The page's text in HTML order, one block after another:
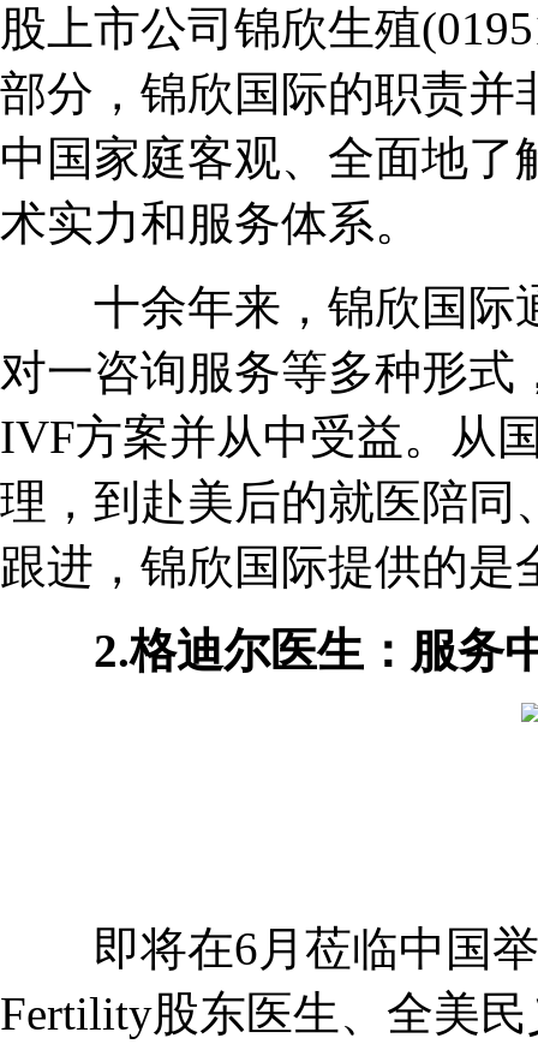
股上市公司锦欣生殖
部分，锦欣国际的职责
中国家庭客观、全面地了
术实力和服务体系。
十余年来，锦欣国际
对一咨询服务等多种形式
IVF方案并从中受益。从
理，到赴美后的就医陪同
跟进，锦欣国际提供的
2.格迪尔医生：服务
即将在6月莅临中国举
Fertility股东医生、全美